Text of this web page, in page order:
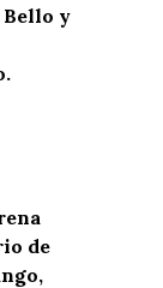
Bello y
de